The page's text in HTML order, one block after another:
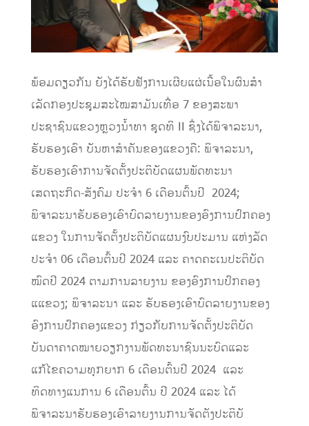
ພ້ອມດຽວກັນ ຍັງໄດ້ຮັບຟັງການເຜີຍແຜ່ເນື້ອໃນຜົນສໍາ
ເລັດກອງປະຊຸມສະໄໝສາມັນເທື່ອ 7 ຂອງສະພາ
ປະຊາຊົນແຂວງຫຼວງນໍ້າທາ ຊຸດທິ II ຊຶ່ງໄດ້ພິຈາລະນາ,
ຮັບຮອງເອົາ ບັນຫາສໍາຄັນຂອງແຂວງຄື: ພິຈາລະນາ,
ຮັບຮອງເອົາການຈັດຕັ້ງປະຕິບັດແຜນພັດທະນາ
ເສດຖະກິດ-ສັງຄົມ ປະຈໍາ 6 ເດືອນຕົ້ນປີ 2024;
ພິຈາລະນາຮັບຮອງເອົາບົດລາຍ​ງານ​ຂອງ​ອົງການ​ປົກຄອງ
ແຂວງ ໃນການຈັດຕັ້ງປະຕິບັດແຜນງົບປະມານ ແຫ່ງລັດ
ປະຈຳ 06 ເດືອນຕົ້ນປີ 2024 ແລະ ຄາດຄະເນປະຕິບັດ
ໝົດປີ 2024 ຕາມການລາຍງານ ຂອງອົງການປົກຄອງ
ແແຂວງ; ພິຈາລະນາ ແລະ ຮັບຮອງເອົາບົດລາຍງານຂອງ
ອົງການປົກຄອງແຂວງ ກ່ຽວກັບການຈັດຕັ້ງປະຕິບັດ
ບັນດາຄາດໝາຍວຽກງານພັດທະນາຊົນນະບົດແລະ
ແກ້ໄຂຄວາມທຸກຍາກ 6 ເດືອນຕົ້ນປີ 2024 ແລະ
ທິດທາງແນການ 6 ເດືອນຕົ້ນ ປີ 2024 ແລະ ໄດ້
ພິຈາລະນາຮັບຮອງເອົາລາຍງານການຈັດຕັງປະຕິບັ